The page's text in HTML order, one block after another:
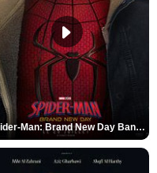
Spider-Man: Brand New Day Bande-annonce VO STFR